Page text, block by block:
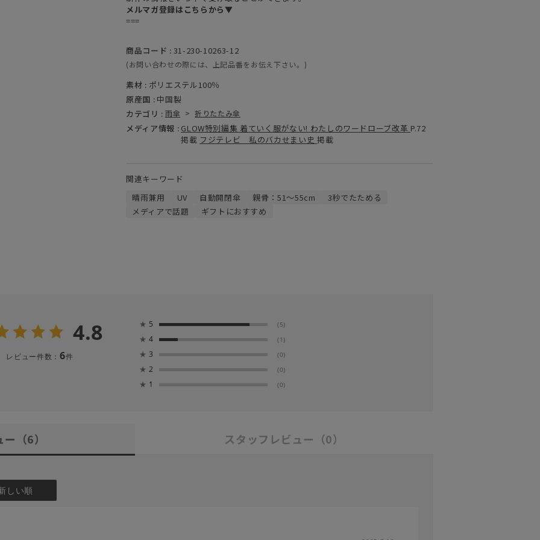
メルマガ登録はこちらから▼
===
商品コード : 31-230-10263-12
(お問い合わせの際には、上記品番をお伝え下さい。)
素材 : ポリエステル100％
原産国 : 中国製
カテゴリ : 雨傘 > 折りたたみ傘
メディア情報 : GLOW特別編集 着ていく服がない! わたしのワードローブ改革 P.72
掲載 フジテレビ 私のバカせまい史 掲載
関連キーワード
晴雨兼用
UV 自動開閉傘 親骨：51～55cm
3秒でたためる
メディアで話題
ギフトにおすすめ
4.8
レビュー件数： 6件
★ 5 (5)
★ 4 (1)
★ 3 (0)
★ 2 (0)
★ 1 (0)
ー （6） スタッフレビュー （0）
しい順